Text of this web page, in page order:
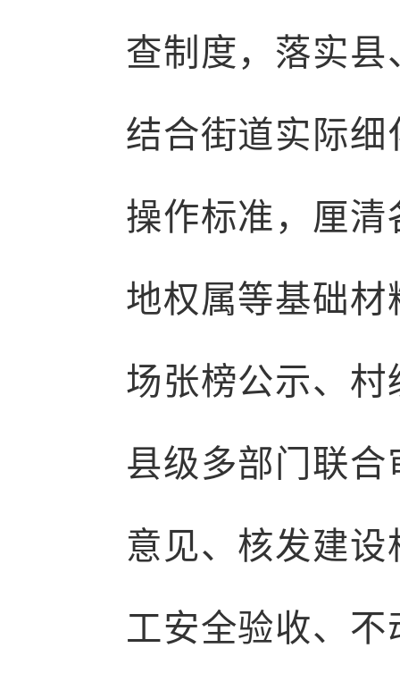
查制度，落实
结合街道实际
操作标准，厘
地权属等基础
场张榜公示、
县级多部门联
意见、核发建
工安全验收、